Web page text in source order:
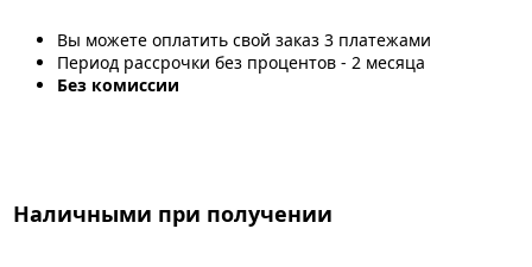
Вы можете оплатить свой заказ 3 платежами
Период рассрочки без процентов - 2 месяца
Без комиссии
Наличными при получении